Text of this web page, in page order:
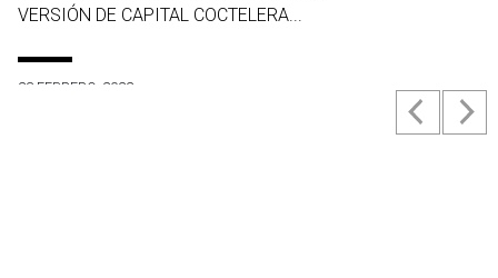
VERSIÓN DE CAPITAL COCTELERA...
23 FEBRERO, 2022